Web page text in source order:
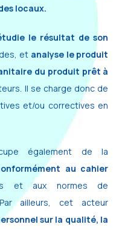
locaux.
le résultat de son
etanalyse le produit
du produit prêt à
Il se charge donc de
et/ou correctives en
également de la
au cahier
et aux normes de
ailleurs, cet acteur
sur la qualité, la